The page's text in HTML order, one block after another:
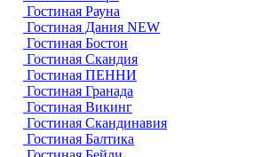
Гостиная Рауна
Гостиная Дания NEW
Гостиная Бостон
Гостиная Скандия
Гостиная ПЕННИ
Гостиная Гранада
Гостиная Викинг
Гостиная Скандинавия
Гостиная Балтика